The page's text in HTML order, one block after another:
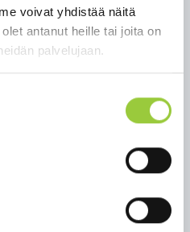
voivat yhdistää näitä
antanut heille tai joita on
palvelujaan.
.
kuntakokeilusta:
044 - 421
kuntakokeilun
ja Ristijärven
044 -